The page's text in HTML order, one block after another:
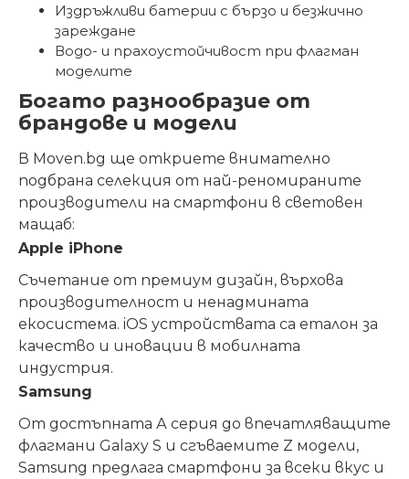
Издръжливи батерии с бързо и безжично
зареждане
Водо- и прахоустойчивост при флагман
моделите
Богато разнообразие от
брандове и модели
В Moven.bg ще откриете внимателно
подбрана селекция от най-реномираните
производители на смартфони в световен
мащаб:
Apple iPhone
Съчетание от премиум дизайн, върхова
производителност и ненадмината
екосистема. iOS устройствата са еталон за
качество и иновации в мобилната
индустрия.
Samsung
От достъпната А серия до впечатляващите
флагмани Galaxy S и сгъваемите Z модели,
Samsung предлага смартфони за всеки вкус и